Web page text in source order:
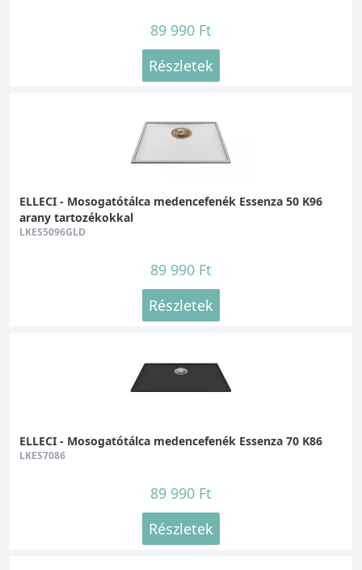
89 990 Ft
Részletek
ELLECI - Mosogatótálca medencefenék Essenza 50 K96
arany tartozékokkal
LKES5096GLD
89 990 Ft
Részletek
ELLECI - Mosogatótálca medencefenék Essenza 70 K86
LKES7086
89 990 Ft
Részletek